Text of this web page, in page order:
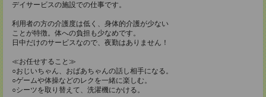
デイサービスの施設での仕事です。
利用者の方の介護度は低く、身体的介護が少ない
ことが特徴。体への負担も少なめです。
日中だけのサービスなので、夜勤はありません！
≪お任せすること≫
○おじいちゃん、おばあちゃんの話し相手になる。
○ゲームや体操などのレクを一緒に楽しむ。
○シーツを取り替えて、洗濯機にかける。